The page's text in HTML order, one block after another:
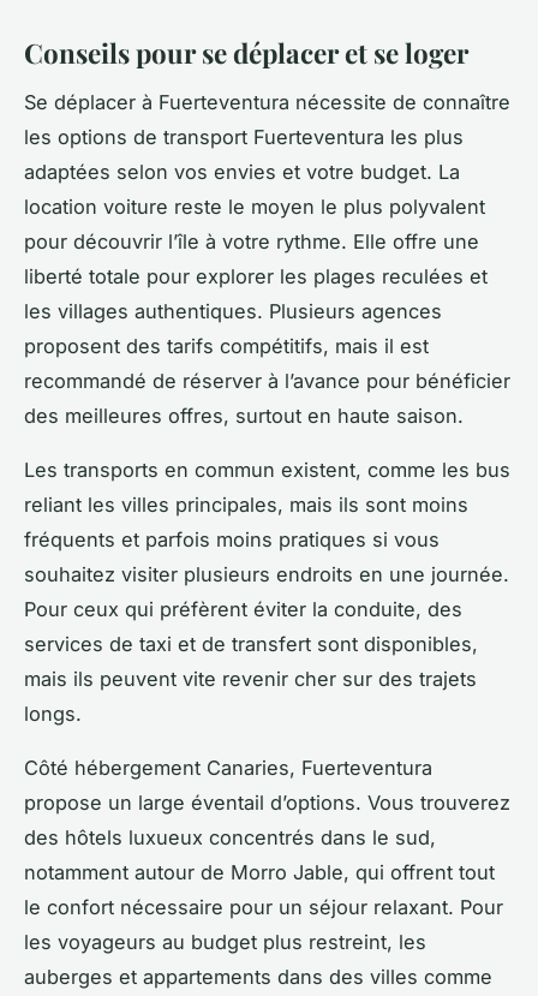
Conseils pour se déplacer et se loger
Se déplacer à Fuerteventura nécessite de connaître
les options de transport Fuerteventura les plus
adaptées selon vos envies et votre budget. La
location voiture reste le moyen le plus polyvalent
pour découvrir l’île à votre rythme. Elle offre une
liberté totale pour explorer les plages reculées et
les villages authentiques. Plusieurs agences
proposent des tarifs compétitifs, mais il est
recommandé de réserver à l’avance pour bénéficier
des meilleures offres, surtout en haute saison.
Les transports en commun existent, comme les bus
reliant les villes principales, mais ils sont moins
fréquents et parfois moins pratiques si vous
souhaitez visiter plusieurs endroits en une journée.
Pour ceux qui préfèrent éviter la conduite, des
services de taxi et de transfert sont disponibles,
mais ils peuvent vite revenir cher sur des trajets
longs.
Côté hébergement Canaries, Fuerteventura
propose un large éventail d’options. Vous trouverez
des hôtels luxueux concentrés dans le sud,
notamment autour de Morro Jable, qui offrent tout
le confort nécessaire pour un séjour relaxant. Pour
les voyageurs au budget plus restreint, les
auberges et appartements dans des villes comme